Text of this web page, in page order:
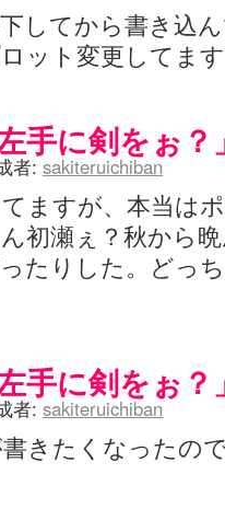
してから書き込
ット変更してま
手に剣をぉ？
者: sakiteruichiban
ますが、本当は
初瀬ぇ？秋から
たりした。どっ
手に剣をぉ
者: sakiteruichiban
きたくなったの